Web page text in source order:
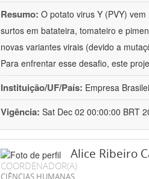
Resumo: O potato virus Y (PVY)
surtos em batateira, tomateiro e
novas variantes virais (devido a
Para enfrentar esse desafio, este
Instituição/UF/País: Empresa
Vigência: Sat Dec 02 00:00:00 BRT
Alice Ribeiro
COORDENADOR(A)
CIÊNCIAS HUMANAS